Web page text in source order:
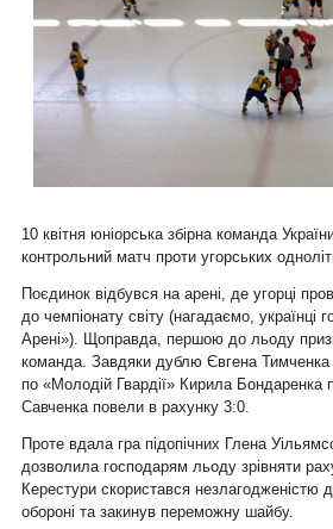
10 квітня юніорська збірна команда
контрольний матч проти угорських
Поєдинок відбувся на арені, де угорці
до чемпіонату світу (нагадаємо, українці
Арені»). Щоправда, першою до льоду
команда. Завдяки дублю Євгена Тимченка
по «Молодій Гвардії» Кирила Бондаренка
Савченка повели в рахунку 3:0.
Проте вдала гра підопічних Глена
дозволила господарям льоду зрівняти
Керестури скористався незлагодженістю
обороні та закинув переможну шайбу.